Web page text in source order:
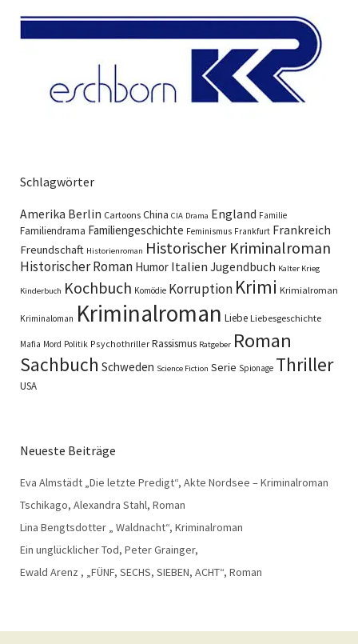
Schlagwörter
Amerika Berlin Cartoons China CIA Drama England Familie
Familiendrama Familiengeschichte Feminismus Frankfurt Frankreich
Freundschaft Historienroman Historischer Kriminalroman
Historischer Roman Humor Italien Jugendbuch Kalter Krieg
Kinderbuch Kochbuch Komödie Korruption Krimi Krimialroman
Kriminaloman Kriminalroman Liebe Liebesgeschichte
Mafia Mord Politik Psychothriller Rassismus Ratgeber Roman
Sachbuch Schweden Science Fiction Serie Spionage Thriller
USA
Neueste Beiträge
Eva Almstädt „Die letzte Predigt“, Akte Nordsee – Kriminalroman
Tschikago, Alexandra Stahl, Roman
Lina Bengtsdotter „ Waldnacht“, Kriminalroman
Ein unglücklicher Tod, Peter Grainger,
Ewald Arenz , „FÜNF, SECHS, SIEBEN, ACHT“, Roman